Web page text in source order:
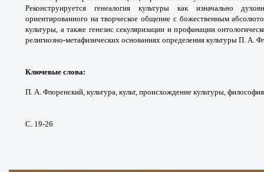
Реконструируется генеалогия культуры как изначально
ориентированного на творческое общение с божественным
культуры, а также генезис секуляризации и профанации
религиозно-метафизических основаниях определения культуры П. А.
Ключевые слова:
П. А. Флоренский, культура, культ, происхождение культуры,
С. 19-26